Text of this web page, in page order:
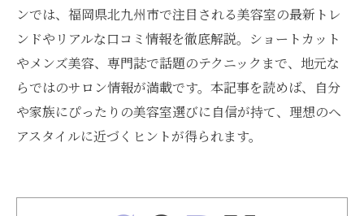
ンでは、福岡県北九州市で注目される美容室の最新トレ
ンドやリアルな口コミ情報を徹底解説。ショートカット
やメンズ美容、専門誌で話題のテクニックまで、地元な
らではのサロン情報が満載です。本記事を読めば、自分
や家族にぴったりの美容室選びに自信が持て、理想のヘ
アスタイルに近づくヒントが得られます。